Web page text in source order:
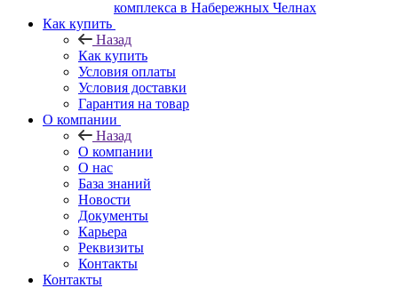
комплекса в Набережных Челнах
Как купить
Назад
Как купить
Условия оплаты
Условия доставки
Гарантия на товар
О компании
Назад
О компании
О нас
База знаний
Новости
Документы
Карьера
Реквизиты
Контакты
Контакты